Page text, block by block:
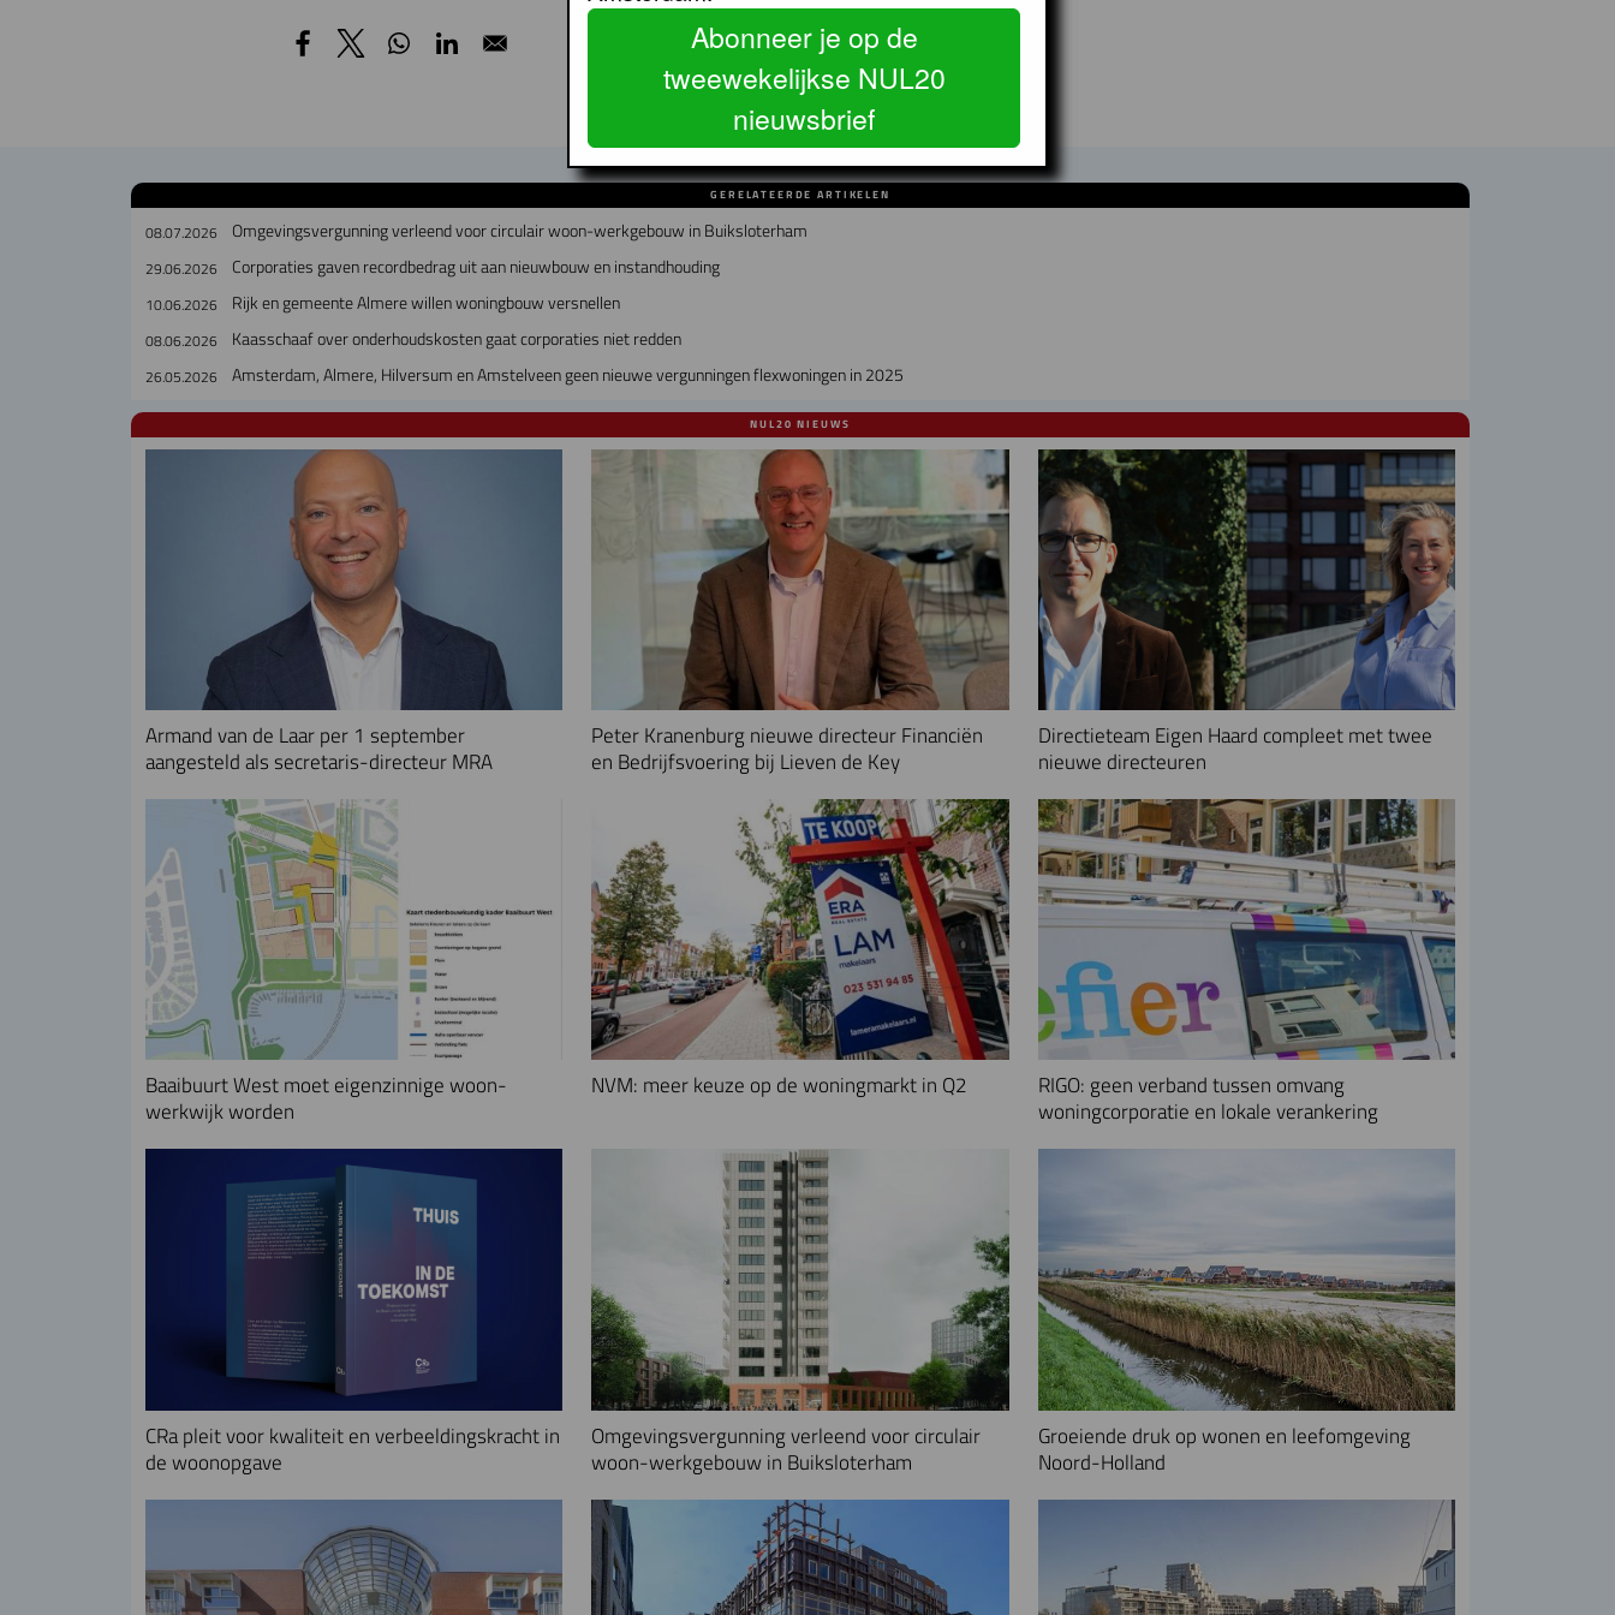
GERELATEERDE ARTIKELEN
08.07.2026 Omgevingsvergunning verleend voor circulair woon-werkgebouw in Buiksloterham
29.06.2026 Corporaties gaven recordbedrag uit aan nieuwbouw en instandhouding
10.06.2026 Rijk en gemeente Almere willen woningbouw versnellen
08.06.2026 Kaasschaaf over onderhoudskosten gaat corporaties niet redden
26.05.2026 Amsterdam, Almere, Hilversum en Amstelveen geen nieuwe vergunningen flexwoningen in 2025
NUL20 NIEUWS
Armand van de Laar per 1 september
aangesteld als secretaris-directeur MRA
Peter Kranenburg nieuwe directeur Financiën
en Bedrijfsvoering bij Lieven de Key
Directieteam Eigen Haard compleet met twee
nieuwe directeuren
Baaibuurt West moet eigenzinnige woon-
werkwijk worden
NVM: meer keuze op de woningmarkt in Q2
RIGO: geen verband tussen omvang
woningcorporatie en lokale verankering
CRa pleit voor kwaliteit en verbeeldingskracht in
de woonopgave
Omgevingsvergunning verleend voor circulair
woon-werkgebouw in Buiksloterham
Groeiende druk op wonen en leefomgeving
Noord-Holland
Abonneer je op de
tweewekelijkse NUL20
nieuwsbrief